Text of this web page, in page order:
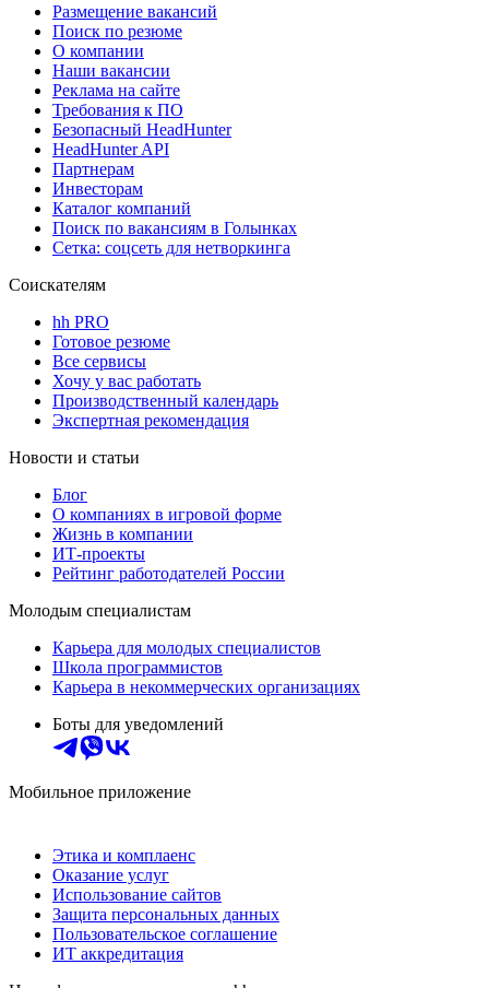
Размещение вакансий
Поиск по резюме
О компании
Наши вакансии
Реклама на сайте
Требования к ПО
Безопасный HeadHunter
HeadHunter API
Партнерам
Инвесторам
Каталог компаний
Поиск по вакансиям в Голынках
Сетка: соцсеть для нетворкинга
Соискателям
hh PRO
Готовое резюме
Все сервисы
Хочу у вас работать
Производственный календарь
Экспертная рекомендация
Новости и статьи
Блог
О компаниях в игровой форме
Жизнь в компании
ИТ-проекты
Рейтинг работодателей России
Молодым специалистам
Карьера для молодых специалистов
Школа программистов
Карьера в некоммерческих организациях
Боты для уведомлений
Мобильное приложение
Этика и комплаенс
Оказание услуг
Использование сайтов
Защита персональных данных
Пользовательское соглашение
ИТ аккредитация